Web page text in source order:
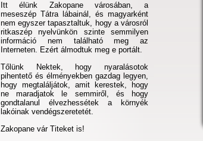
Itt élünk Zakopane városában, a
meseszép Tátra lábainál, és magyarként
nem egyszer tapasztaltuk, hogy a városról
ritkaszép nyelvünkön szinte semmilyen
információ nem található meg az
Interneten. Ezért álmodtuk meg e portált.
Tőlünk Nektek, hogy nyaralásotok
pihentető és élményekben gazdag legyen,
hogy megtaláljátok, amit kerestek, hogy
ne maradjatok le semmiről, és hogy
gondtalanul élvezhessétek a környék
lakóinak vendégszeretetét.
Zakopane vár Titeket is!